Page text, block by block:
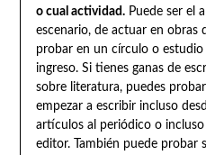
o cual actividad.Puede ser el
escenario, de actuar en obras
probar en un círculo o
ingreso. Si tienes ganas de
sobre literatura, puedes
empezar a escribir incluso
artículos al periódico o incluso
editor. También puede probar